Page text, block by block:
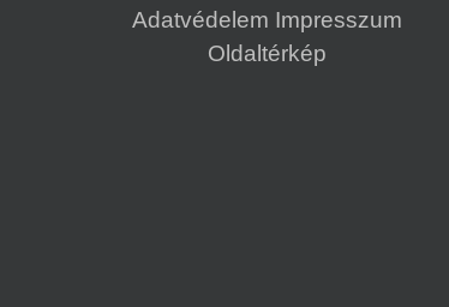
Adatvédelem Impresszum
Oldaltérkép